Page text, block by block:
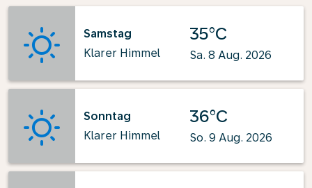
Samstag
Klarer Himmel
35°C
Sa. 8 Aug. 2026
Sonntag
Klarer Himmel
36°C
So. 9 Aug. 2026